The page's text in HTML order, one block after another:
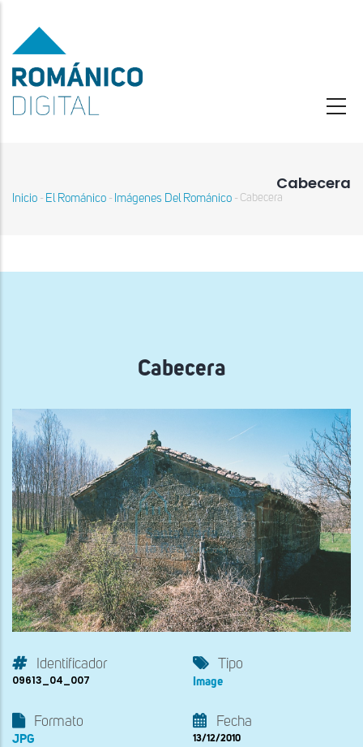
contenido
principal
Cabecera
Sobrescribir
navegación
Inicio - El Románico - Imágenes Del Románico - Cabecera
Cabecera
Identificador
09613_04_007
Tipo
Image
Formato
JPG
Fecha
13/12/2010